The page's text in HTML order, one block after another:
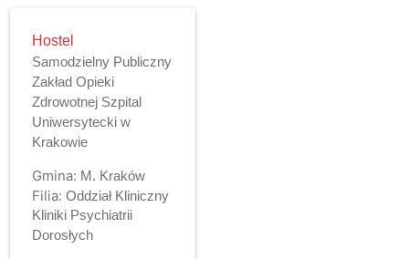
Hostel
Samodzielny Publiczny
Zakład Opieki
Zdrowotnej Szpital
Uniwersytecki w
Krakowie
Gmina: M. Kraków
Filia: Oddział Kliniczny
Kliniki Psychiatrii
Dorosłych